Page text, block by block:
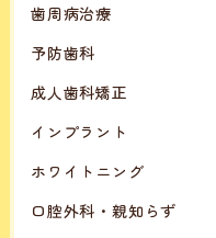
歯周病治療
予防歯科
成人歯科矯正
インプラント
ホワイトニング
口腔外科・親知らず